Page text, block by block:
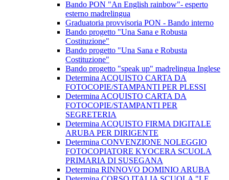
Bando PON "An English rainbow"- esperto
esterno madrelingua
Graduatoria provvisoria PON - Bando interno
Bando progetto "Una Sana e Robusta
Costituzione"
Bando progetto "Una Sana e Robusta
Costituzione"
Bando progetto "speak up" madrelingua Inglese
Determina ACQUISTO CARTA DA
FOTOCOPIE/STAMPANTI PER PLESSI
Determina ACQUISTO CARTA DA
FOTOCOPIE/STAMPANTI PER
SEGRETERIA
Determina ACQUISTO FIRMA DIGITALE
ARUBA PER DIRIGENTE
Determina CONVENZIONE NOLEGGIO
FOTOCOPIATORE KYOCERA SCUOLA
PRIMARIA DI SUSEGANA
Determina RINNOVO DOMINIO ARUBA